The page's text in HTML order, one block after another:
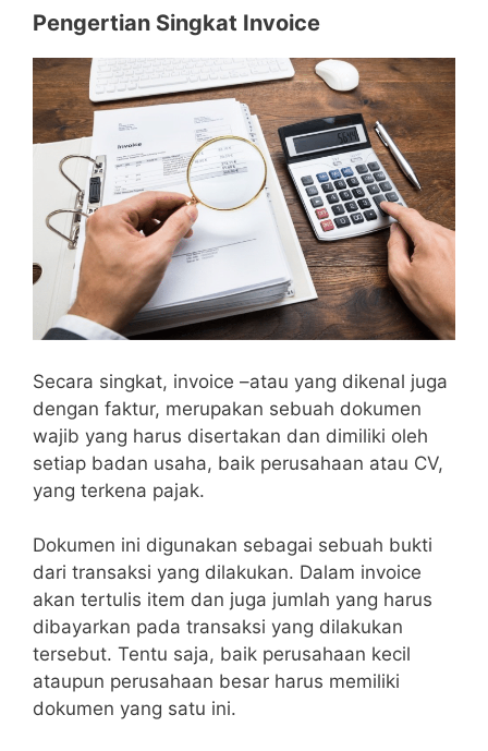
Pengertian Singkat Invoice
Secara singkat, invoice –atau yang dikenal juga
dengan faktur, merupakan sebuah dokumen
wajib yang harus disertakan dan dimiliki oleh
setiap badan usaha, baik perusahaan atau CV,
yang terkena pajak.
Dokumen ini digunakan sebagai sebuah bukti
dari transaksi yang dilakukan. Dalam invoice
akan tertulis item dan juga jumlah yang harus
dibayarkan pada transaksi yang dilakukan
tersebut. Tentu saja, baik perusahaan kecil
ataupun perusahaan besar harus memiliki
dokumen yang satu ini.